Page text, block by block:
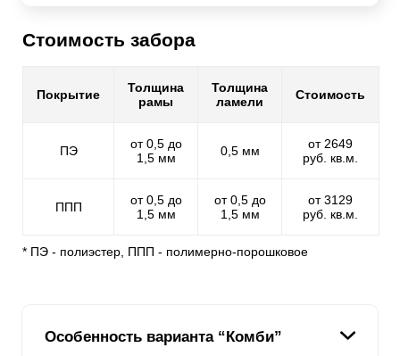
Стоимость забора
Покрытие
Толщина
рамы
Толщина
ламели
Стоимость
ПЭ
от 0,5 до
1,5 мм
0,5 мм
от 2649
руб. кв.м.
ППП
от 0,5 до
1,5 мм
от 0,5 до
1,5 мм
от 3129
руб. кв.м.
* ПЭ - полиэстер, ППП - полимерно-порошковое
Особенность варианта “Комби”